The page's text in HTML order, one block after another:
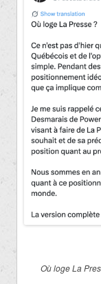
Où loge La